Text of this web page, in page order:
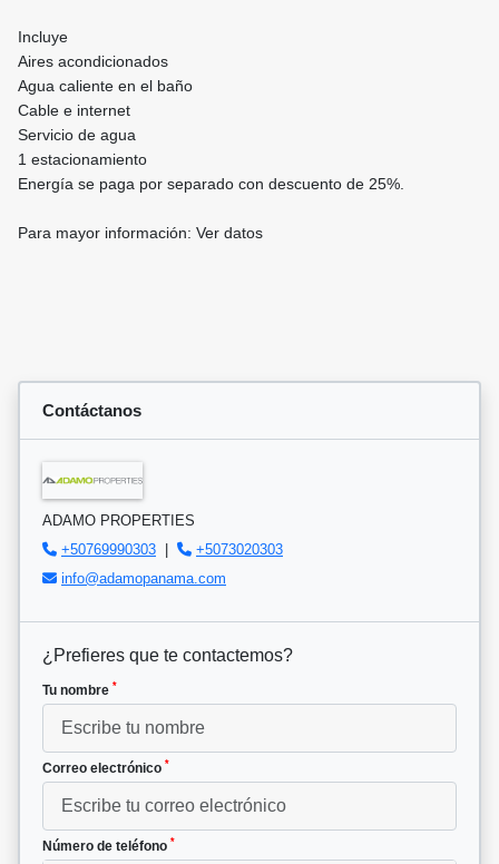
Incluye
Aires acondicionados
Agua caliente en el baño
Cable e internet
Servicio de agua
1 estacionamiento
Energía se paga por separado con descuento de 25%.
Para mayor información: Ver datos
Contáctanos
ADAMO PROPERTIES
+50769990303 |
+5073020303
info@adamopanama.com
¿Prefieres que te contactemos?
Tu nombre *
Correo electrónico *
Número de teléfono *